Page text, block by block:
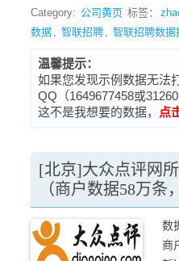
Category: 公司黄页 标签：
数据 , 智联招聘 , 智联招聘数据
温馨提示：
如果您发现示例数据无法
QQ（1649677458或
这不是我想要的数据，
点
[北京]大众点评网
（商户数据58万条
数
商